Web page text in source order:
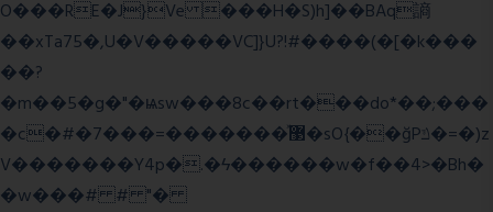
O���RE�J}Ve ���H�S)h]��BAq謪
��xTa75�,U�V�����VC]}U?!#����(�[�k���
��?
�m��5�g�"�ѩsw���8c��rt���do*��;���
�c�#�޳�ͯ������=���7�sO{��ğPݿ�=�)z
V�������Y4p�.�ϟ������w�f��4>�Bh�
�w���# # "�